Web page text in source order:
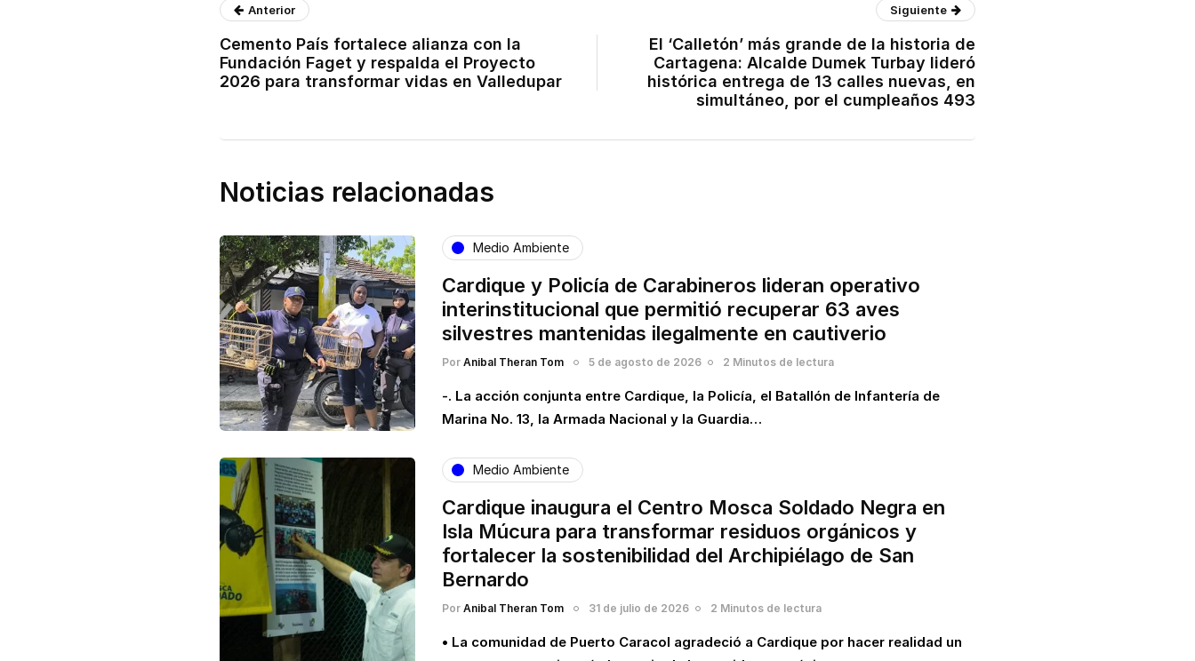
Anterior
Cemento País fortalece alianza con la
Fundación Faget y respalda el Proyecto
2026 para transformar vidas en Valledupar
Siguiente
El ‘Calletón’ más grande de la historia de
Cartagena: Alcalde Dumek Turbay lideró
histórica entrega de 13 calles nuevas, en
simultáneo, por el cumpleaños 493
Noticias relacionadas
Medio Ambiente
Cardique y Policía de Carabineros lideran operativo
interinstitucional que permitió recuperar 63 aves
silvestres mantenidas ilegalmente en cautiverio
Por Anibal Theran Tom 5 de agosto de 2026 2 Minutos de lectura
-. La acción conjunta entre Cardique, la Policía, el Batallón de Infantería de
Marina No. 13, la Armada Nacional y la Guardia…
Medio Ambiente
Cardique inaugura el Centro Mosca Soldado Negra en
Isla Múcura para transformar residuos orgánicos y
fortalecer la sostenibilidad del Archipiélago de San
Bernardo
Por Anibal Theran Tom 31 de julio de 2026 2 Minutos de lectura
• La comunidad de Puerto Caracol agradeció a Cardique por hacer realidad un